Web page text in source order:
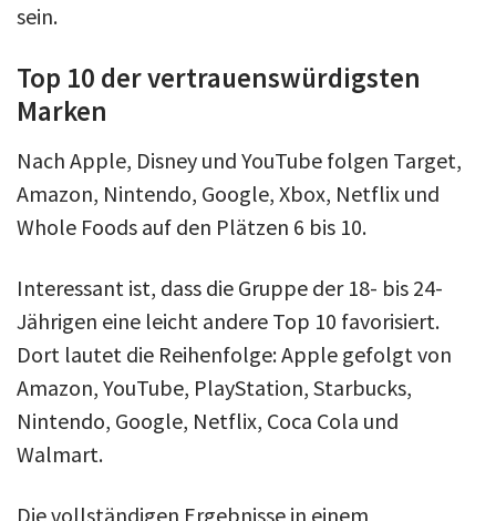
sein.
Top 10 der vertrauenswürdigsten
Marken
Nach Apple, Disney und YouTube folgen Target,
Amazon, Nintendo, Google, Xbox, Netflix und
Whole Foods auf den Plätzen 6 bis 10.
Interessant ist, dass die Gruppe der 18- bis 24-
Jährigen eine leicht andere Top 10 favorisiert.
Dort lautet die Reihenfolge: Apple gefolgt von
Amazon, YouTube, PlayStation, Starbucks,
Nintendo, Google, Netflix, Coca Cola und
Walmart.
Die vollständigen Ergebnisse in einem